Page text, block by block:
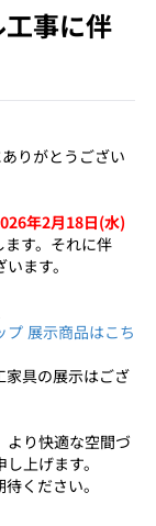
事に伴
りがとうござい
年2月18日(水)
す。それに伴
ます。
プ 展示商品はこち
家具の展示はござ
より快適な空間づ
上げます。
ください。